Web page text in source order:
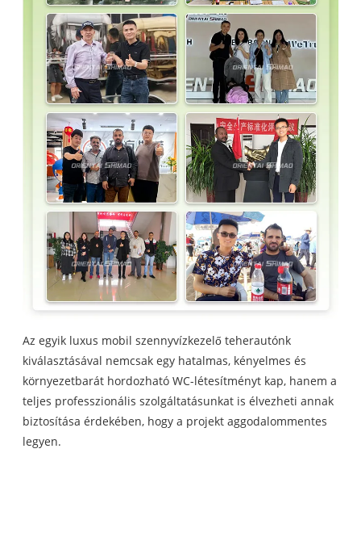
Az egyik luxus mobil szennyvízkezelő teherautónk
kiválasztásával nemcsak egy hatalmas, kényelmes és
környezetbarát hordozható WC-létesítményt kap, hanem a
teljes professzionális szolgáltatásunkat is élvezheti annak
biztosítása érdekében, hogy a projekt aggodalommentes
legyen.